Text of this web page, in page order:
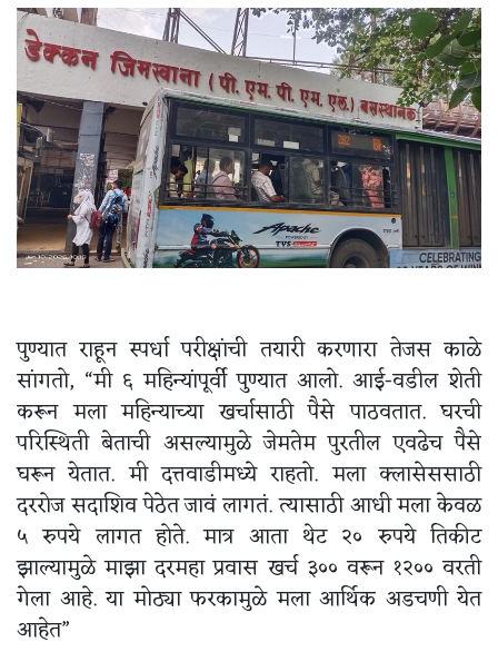
पुण्यात राहून स्पर्धा परीक्षांची तयारी करणारा तेजस काळे
सांगतो, “मी ६ महिन्यांपूर्वी पुण्यात आलो. आई-वडील शेती
करून मला महिन्याच्या खर्चासाठी पैसे पाठवतात. घरची
परिस्थिती बेताची असल्यामुळे जेमतेम पुरतील एवढेच पैसे
घरून येतात. मी दत्तवाडीमध्ये राहतो. मला क्लासेससाठी
दररोज सदाशिव पेठेत जावं लागतं. त्यासाठी आधी मला केवळ
५ रुपये लागत होते. मात्र आता थेट २० रुपये तिकीट
झाल्यामुळे माझा दरमहा प्रवास खर्च ३०० वरून १२०० वरती
गेला आहे. या मोठ्या फरकामुळे मला आर्थिक अडचणी येत
आहेत”